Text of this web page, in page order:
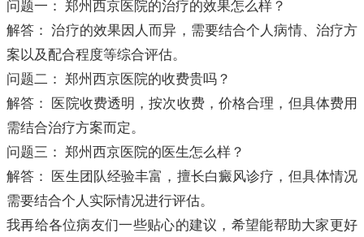
问题一： 郑州西京医院的治疗的效果怎么样？
解答： 治疗的效果因人而异，需要结合个人病情、治疗方
案以及配合程度等综合评估。
问题二： 郑州西京医院的收费贵吗？
解答： 医院收费透明，按次收费，价格合理，但具体费用
需结合治疗方案而定。
问题三： 郑州西京医院的医生怎么样？
解答： 医生团队经验丰富，擅长白癜风诊疗，但具体情况
需要结合个人实际情况进行评估。
我再给各位病友们一些贴心的建议，希望能帮助大家更好